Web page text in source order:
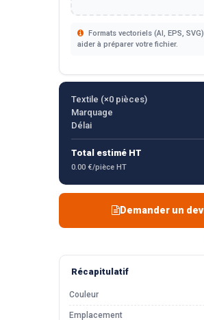
Formats vectoriels (AI, EPS,
aider à préparer votre fichier.
Textile (×0pièces)
Marquage
Délai
Total estimé HT
0.00 €/pièce HT
Demander un
Récapitulatif
Couleur
Emplacement